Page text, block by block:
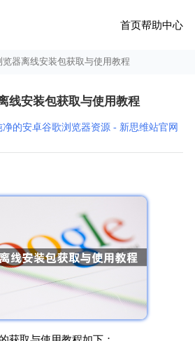
首页帮助中心
览器离线安装包获取与使用教程
线安装包获取与使用教程
净的安卓谷歌浏览器资源 - 新思维站官网